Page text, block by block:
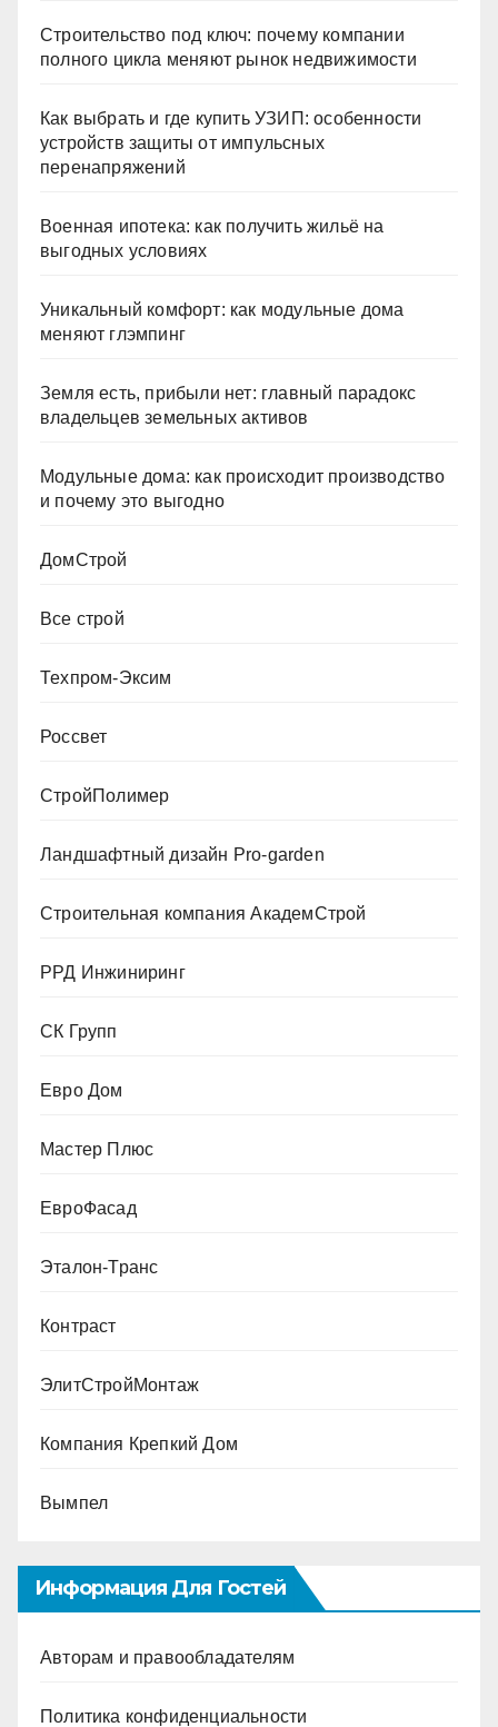
Строительство под ключ: почему компании
полного цикла меняют рынок недвижимости
Как выбрать и где купить УЗИП: особенности
устройств защиты от импульсных
перенапряжений
Военная ипотека: как получить жильё на
выгодных условиях
Уникальный комфорт: как модульные дома
меняют глэмпинг
Земля есть, прибыли нет: главный парадокс
владельцев земельных активов
Модульные дома: как происходит производство
и почему это выгодно
ДомСтрой
Все строй
Техпром-Эксим
Россвет
СтройПолимер
Ландшафтный дизайн Pro-garden
Строительная компания АкадемСтрой
РРД Инжиниринг
СК Групп
Евро Дом
Мастер Плюс
ЕвроФасад
Эталон-Транс
Контраст
ЭлитСтройМонтаж
Компания Крепкий Дом
Вымпел
Информация Для Гостей
Авторам и правообладателям
Политика конфиденциальности